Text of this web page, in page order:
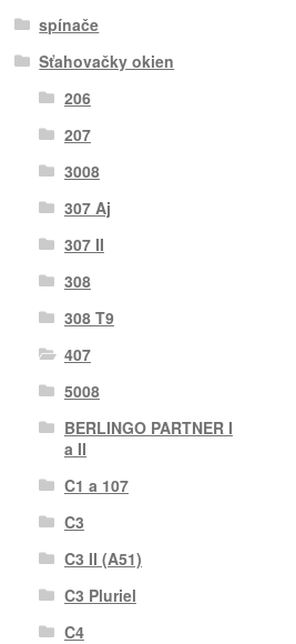
spínače
Sťahovačky okien
206
207
3008
307 Aj
307 II
308
308 T9
407
5008
BERLINGO PARTNER I
a II
C1 a 107
C3
C3 II (A51)
C3 Pluriel
C4